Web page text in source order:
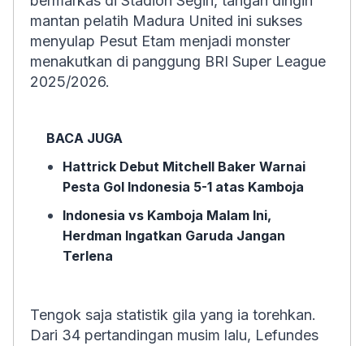
mantan pelatih Madura United ini sukses
menyulap Pesut Etam menjadi monster
menakutkan di panggung BRI Super League
2025/2026.
BACA JUGA
Hattrick Debut Mitchell Baker Warnai
Pesta Gol Indonesia 5-1 atas Kamboja
Indonesia vs Kamboja Malam Ini,
Herdman Ingatkan Garuda Jangan
Terlena
Tengok saja statistik gila yang ia torehkan.
Dari 34 pertandingan musim lalu, Lefundes